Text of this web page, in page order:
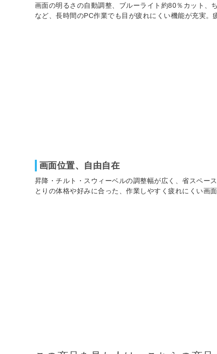
画面の明るさの自動調整、ブルーライト約80％カット
など、長時間のPC作業でも目が疲れにくい機能が充実
画面位置、自由自在
昇降・チルト・スウィーベルの調整幅が広く、省スペー
とりの体格や好みに合った、作業しやすく疲れにくい画